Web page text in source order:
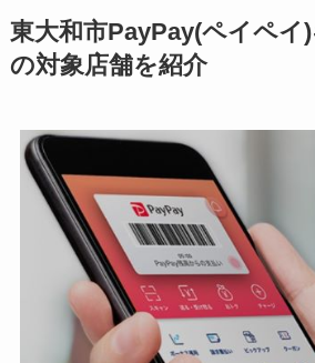
東大和市PayPay(ペイペイ
の対象店舗を紹介